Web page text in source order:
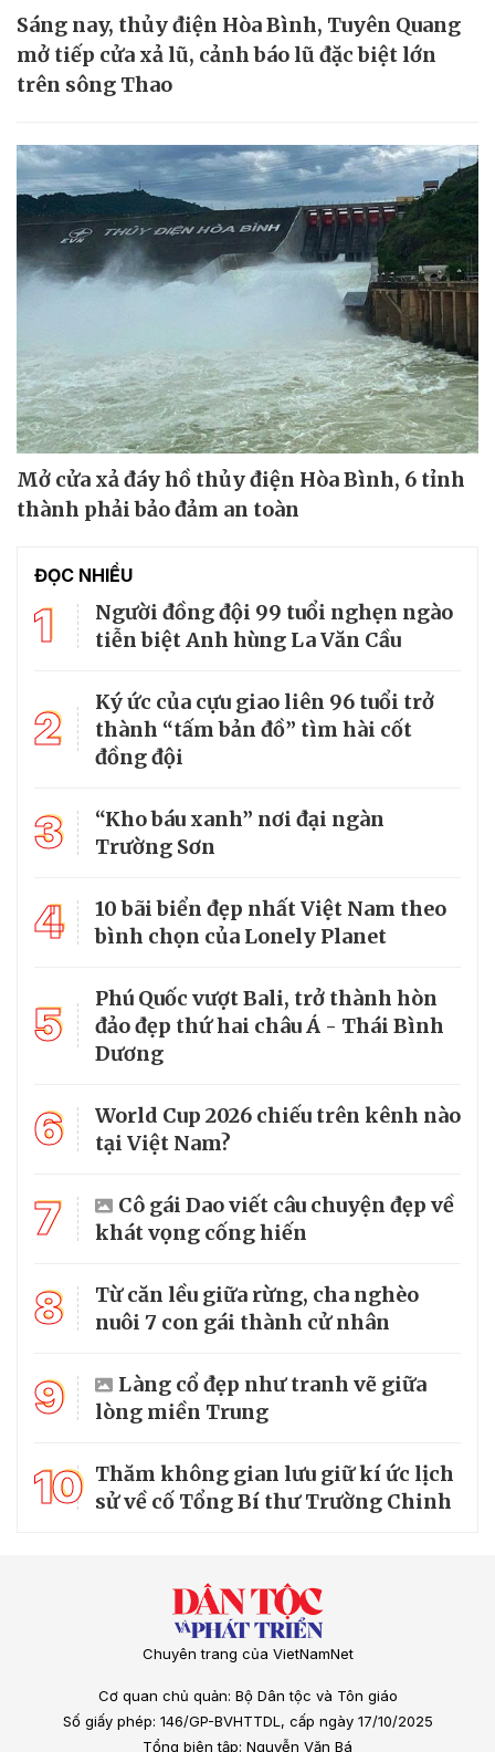
Sáng nay, thủy điện Hòa Bình, Tuyên Quang
mở tiếp cửa xả lũ, cảnh báo lũ đặc biệt lớn
trên sông Thao
Mở cửa xả đáy hồ thủy điện Hòa Bình, 6 tỉnh
thành phải bảo đảm an toàn
ĐỌC NHIỀU
1
Người đồng đội 99 tuổi nghẹn ngào
tiễn biệt Anh hùng La Văn Cầu
2
Ký ức của cựu giao liên 96 tuổi trở
thành “tấm bản đồ” tìm hài cốt
đồng đội
3
“Kho báu xanh” nơi đại ngàn
Trường Sơn
4
10 bãi biển đẹp nhất Việt Nam theo
bình chọn của Lonely Planet
5
Phú Quốc vượt Bali, trở thành hòn
đảo đẹp thứ hai châu Á - Thái Bình
Dương
6
World Cup 2026 chiếu trên kênh nào
tại Việt Nam?
7
Cô gái Dao viết câu chuyện đẹp về
khát vọng cống hiến
8
Từ căn lều giữa rừng, cha nghèo
nuôi 7 con gái thành cử nhân
9
Làng cổ đẹp như tranh vẽ giữa
lòng miền Trung
10 Thăm không gian lưu giữ kí ức lịch
sử về cố Tổng Bí thư Trường Chinh
Chuyên trang của VietNamNet
Cơ quan chủ quản: Bộ Dân tộc và Tôn giáo
Số giấy phép: 146/GP-BVHTTDL, cấp ngày 17/10/2025
Tổng biên tập: Nguyễn Văn Bá